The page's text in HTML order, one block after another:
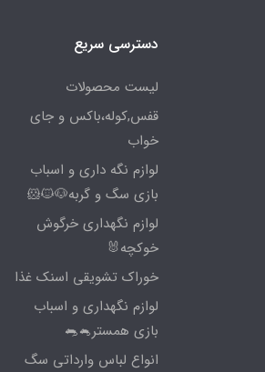
دسترسی سریع
لیست محصولات
قفس,کوله،باکس و جای
خواب
لوازم نگه داری و اسباب
بازی سگ و گربه🐶🐱🐹
لوازم نگهداری خرگوش
خوکچه🐰
خوراک تشویقی اسنک غذا
لوازم نگهداری و اسباب
بازی همستر🐁🐀
انواع لباس وارداتی سگ